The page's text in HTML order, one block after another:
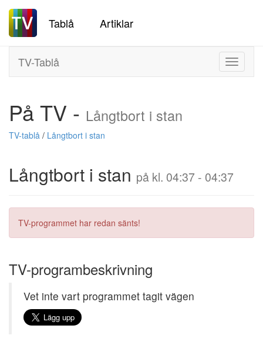
Tablå Artiklar
Toggle
TV-Tablå
På TV - Långtbort i stan
TV-tablå / Långtbort i stan
Långtbort i stan på kl. 04:37 - 04:37
TV-programmet har redan sänts!
TV-programbeskrivning
Vet inte vart programmet tagit vägen